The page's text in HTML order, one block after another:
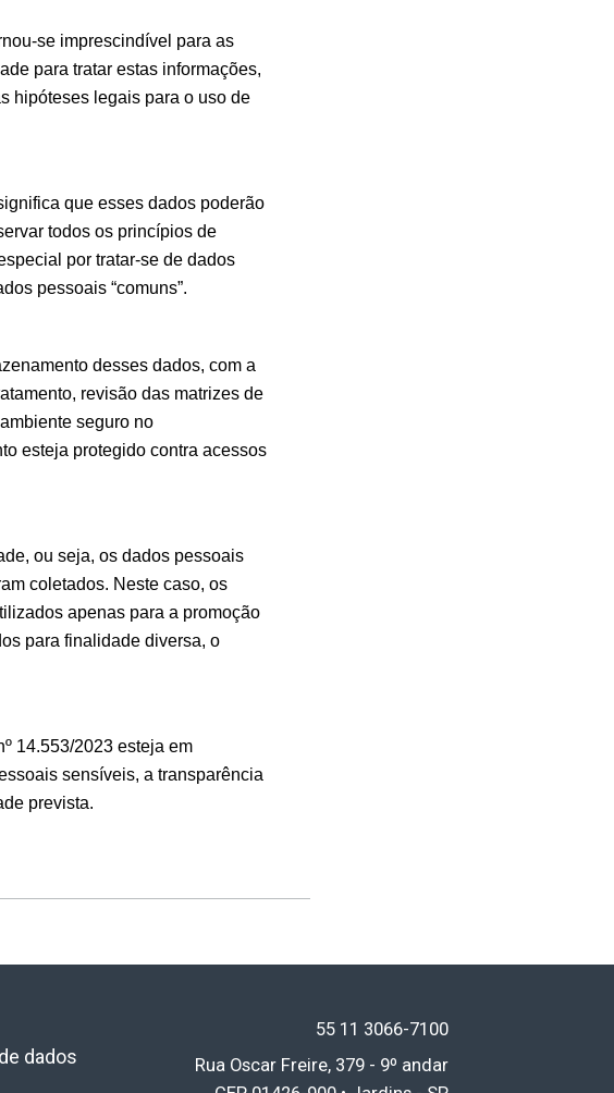
se imprescindível para as
para tratar estas informações,
hipóteses legais para o uso de
que esses dados poderão
todos os princípios de
por tratar-se de dados
pessoais “comuns”.
desses dados, com a
revisão das matrizes de
seguro no
esteja protegido contra acessos
ou seja, os dados pessoais
coletados. Neste caso, os
apenas para a promoção
para finalidade diversa, o
14.553/2023 esteja em
sensíveis, a transparência
prevista.
55 11 3066-7100
Rua Oscar Freire, 379 - 9º andar
dados